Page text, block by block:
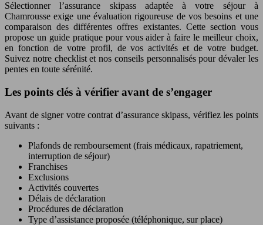
Sélectionner l’assurance skipass adaptée à votre séjour à
Chamrousse exige une évaluation rigoureuse de vos besoins et une
comparaison des différentes offres existantes. Cette section vous
propose un guide pratique pour vous aider à faire le meilleur choix,
en fonction de votre profil, de vos activités et de votre budget.
Suivez notre checklist et nos conseils personnalisés pour dévaler les
pentes en toute sérénité.
Les points clés à vérifier avant de s’engager
Avant de signer votre contrat d’assurance skipass, vérifiez les points
suivants :
Plafonds de remboursement (frais médicaux, rapatriement,
interruption de séjour)
Franchises
Exclusions
Activités couvertes
Délais de déclaration
Procédures de déclaration
Type d’assistance proposée (téléphonique, sur place)